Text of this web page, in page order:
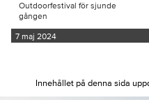
Outdoorfestival för sjunde
gången
7 maj 2024
Innehållet på denna sida